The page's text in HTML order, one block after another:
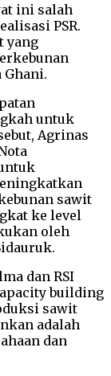
ini salah
PSR.
yang
Ghani.
untuk
Agrinas
sawit
ke level
oleh
dan RSI
building
sawit
adalah
dan